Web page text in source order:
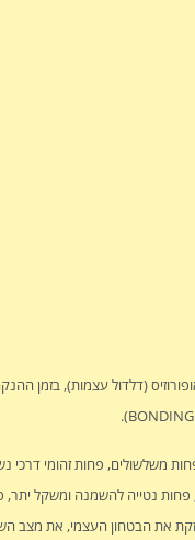
(דלדול עצמות), בזמן
משלשולים, פחות זהומי דרכי
פחות נטייה להשמנה ומשקל יתר,
את הבטחון העצמי, את מצב